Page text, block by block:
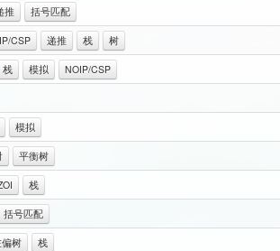
推 括号匹配
CSP 递推 栈 树
栈 模拟 NOIP/CSP
模拟
平衡树
栈
括号匹配
树 栈